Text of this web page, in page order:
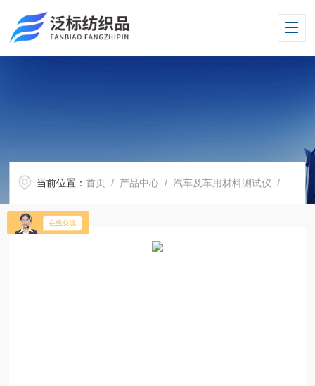
当前位置：首页 / 产品中心 /汽车及车用材料测试仪 / 耐碎